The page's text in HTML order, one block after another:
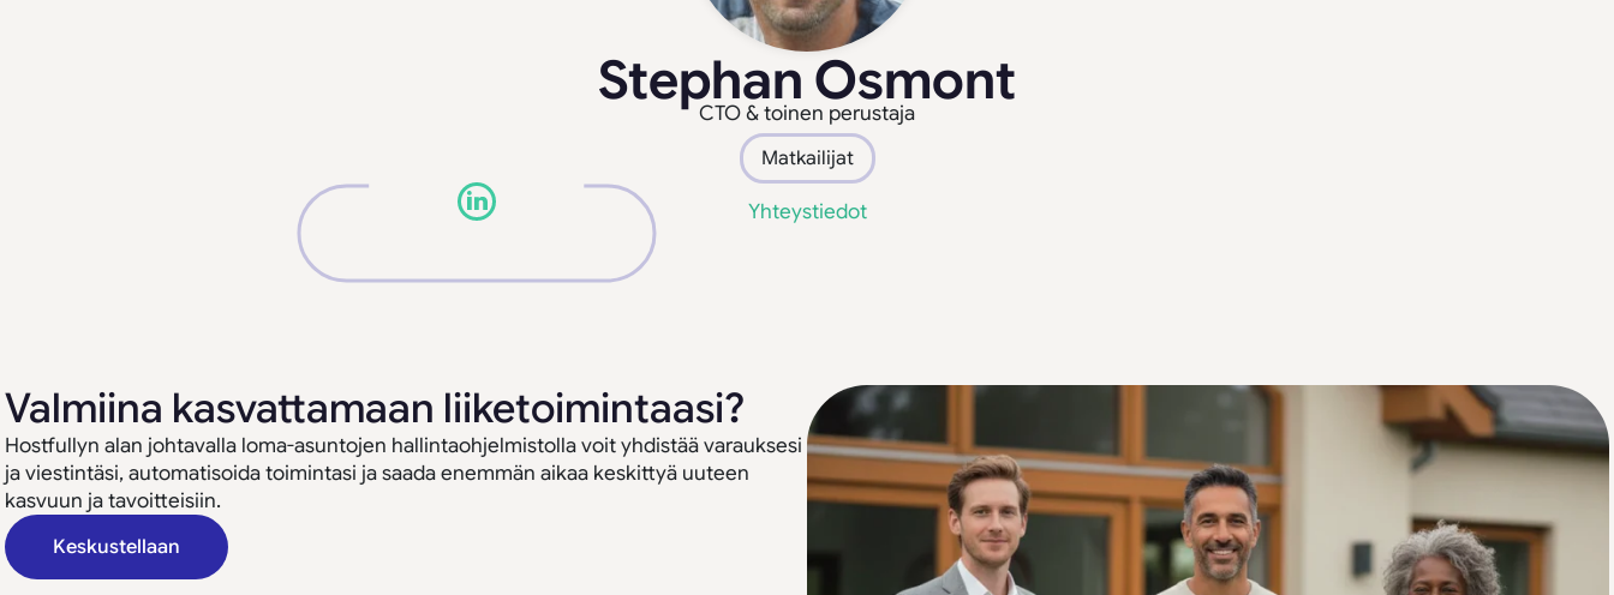
Stephan Osmont
CTO & toinen perustaja
Matkailijat
Yhteystiedot
Valmiina kasvattamaan liiketoimintaasi?
Hostfullyn alan johtavalla loma-asuntojen hallintaohjelmistolla voit yhdistää varauksesi
ja viestintäsi, automatisoida toimintasi ja saada enemmän aikaa keskittyä uuteen
kasvuun ja tavoitteisiin.
Keskustellaan